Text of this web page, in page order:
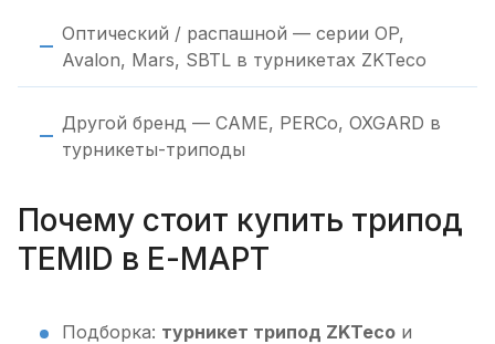
Оптический / распашной — серии OP,
Avalon, Mars, SBTL в турникетах ZKTeco
Другой бренд — CAME, PERCo, OXGARD в
турникеты-триподы
Почему стоит купить трипод
TEMID в Е-МАРТ
Подборка: турникет трипод ZKTeco и